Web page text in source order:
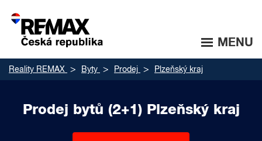
MENU
Reality REMAX Byty Prodej Plzeňský kraj
Prodej bytů (2+1) Plzeňský kraj